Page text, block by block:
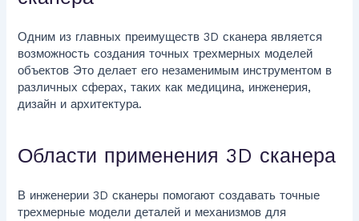
Одним из главных преимуществ 3D сканера является
возможность создания точных трехмерных моделей
объектов Это делает его незаменимым инструментом в
различных сферах, таких как медицина, инженерия,
дизайн и архитектура.
Области применения 3D сканера
В инженерии 3D сканеры помогают создавать точные
трехмерные модели деталей и механизмов для